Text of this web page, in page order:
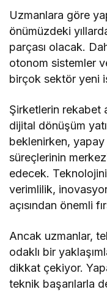
Uzmanlara göre
önümüzdeki
parçası olacak.
otonom sistemler
birçok sektör yeni
Şirketlerin rekabet
dijital dönüşüm
beklenirken,
süreçlerinin
edecek.
verimlilik,
açısından önemli
Ancak uzmanlar,
odaklı bir
dikkat çekiyor.
teknik başarılarla